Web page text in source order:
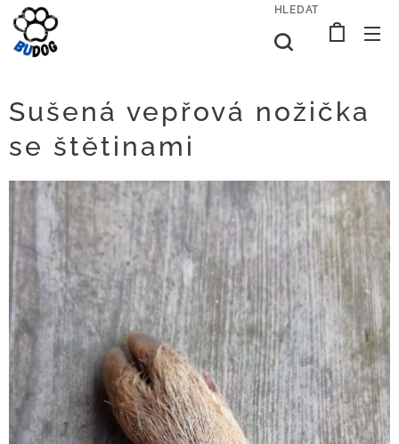
HLEDAT
Sušená vepřová nožička
se štětinami